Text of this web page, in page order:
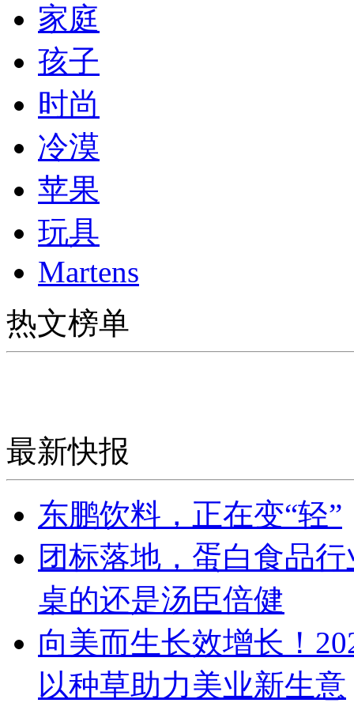
家庭
孩子
时尚
冷漠
苹果
玩具
Martens
热文榜单
最新快报
东鹏饮料，正在变“轻”
团标落地，蛋白食品
桌的还是汤臣倍健
向美而生长效增长！
以种草助力美业新生意